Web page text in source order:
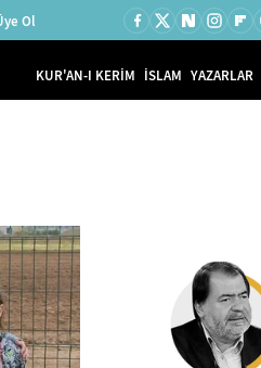
Ol
KUR'AN-I KERİM İSLAM YAZARLAR